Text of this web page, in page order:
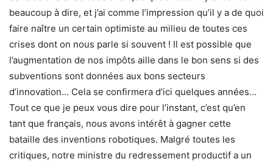
beaucoup à dire, et j’ai comme l’impression qu’il y a de quoi
faire naître un certain optimiste au milieu de toutes ces
crises dont on nous parle si souvent ! Il est possible que
l’augmentation de nos impôts aille dans le bon sens si des
subventions sont données aux bons secteurs
d’innovation… Cela se confirmera d’ici quelques années…
Tout ce que je peux vous dire pour l’instant, c’est qu’en
tant que français, nous avons intérêt à gagner cette
bataille des inventions robotiques. Malgré toutes les
critiques, notre ministre du redressement productif a un